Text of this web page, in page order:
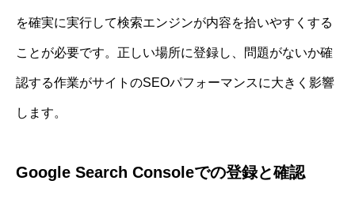
を確実に実行して検索エンジンが内容を拾いやすくする
ことが必要です。正しい場所に登録し、問題がないか確
認する作業がサイトのSEOパフォーマンスに大きく影響
します。
Google Search Consoleでの登録と確認